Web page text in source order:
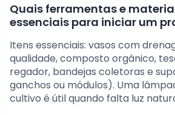
Quais ferramentas e
essenciais para iniciar um
Itens essenciais: vasos com
qualidade, composto orgânico,
regador, bandejas coletoras e
ganchos ou módulos). Uma
cultivo é útil quando falta luz